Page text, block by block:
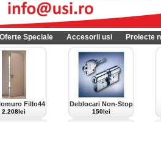
Oferte Speciale Accesorii usi Proiecte
Fillo44
Italia
2.208lei
Deblocari Non-Stop
150lei